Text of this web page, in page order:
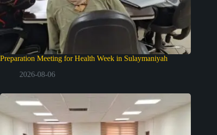
Preparation Meeting for Health Week in Sulaymaniyah
2026-08-06